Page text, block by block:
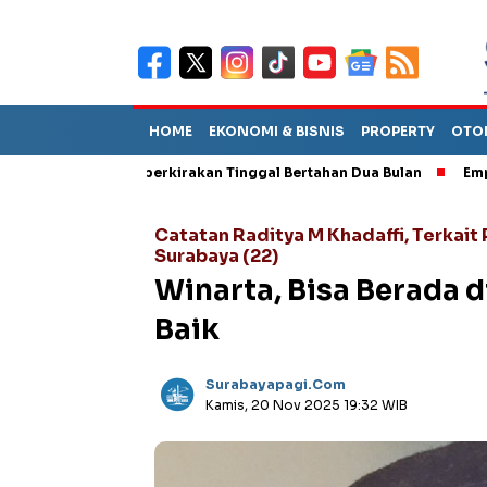
HOME EKONOMI & BISNIS PROPERTY
TPA Diperkirakan Tinggal Bertahan Dua Bulan Empat
Catatan Raditya M Khadaffi, Terkait
Surabaya (22)
Winarta, Bisa Berada
Baik
Surabayapagi.com
Kamis, 20 Nov 2025 19:32 WIB